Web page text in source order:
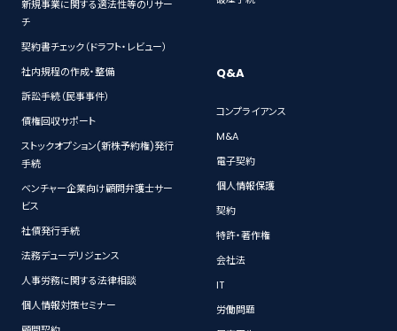
新規事業に関する適法性等のリサー
チ
契約書チェック（ドラフト・レビュー）
社内規程の作成・整備
訴訟手続（民事事件）
債権回収サポート
ストックオプション(新株予約権)発行
手続
ベンチャー企業向け顧問弁護士サー
ビス
社債発行手続
法務デューデリジェンス
人事労務に関する法律相談
個人情報対策セミナー
Q&A
コンプライアンス
M&A
電子契約
個人情報保護
契約
特許・著作権
会社法
IT
労働問題